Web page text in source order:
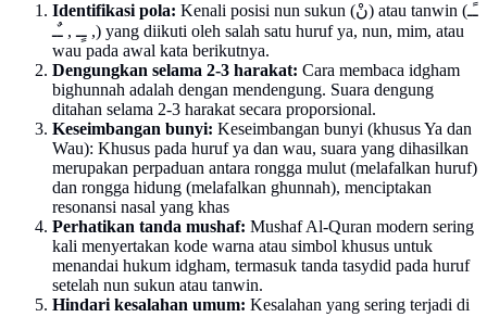
Identifikasi pola: Kenali posisi nun sukun (نْ) atau tanwin (ـًـ
, ـٍـ , ـٌـ) yang diikuti oleh salah satu huruf ya, nun, mim, atau
wau pada awal kata berikutnya.
Dengungkan selama 2-3 harakat: Cara membaca idgham
bighunnah adalah dengan mendengung. Suara dengung
ditahan selama 2-3 harakat secara proporsional.
Keseimbangan bunyi: Keseimbangan bunyi (khusus Ya dan
Wau): Khusus pada huruf ya dan wau, suara yang dihasilkan
merupakan perpaduan antara rongga mulut (melafalkan huruf)
dan rongga hidung (melafalkan ghunnah), menciptakan
resonansi nasal yang khas
Perhatikan tanda mushaf: Mushaf Al-Quran modern sering
kali menyertakan kode warna atau simbol khusus untuk
menandai hukum idgham, termasuk tanda tasydid pada huruf
setelah nun sukun atau tanwin.
Hindari kesalahan umum: Kesalahan yang sering terjadi di